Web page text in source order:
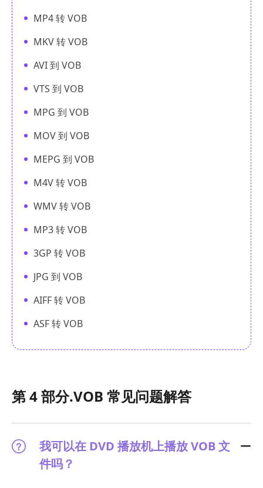
MP4 转 VOB
MKV 转 VOB
AVI 到 VOB
VTS 到 VOB
MPG 到 VOB
MOV 到 VOB
MEPG 到 VOB
M4V 转 VOB
WMV 转 VOB
MP3 转 VOB
3GP 转 VOB
JPG 到 VOB
AIFF 转 VOB
ASF 转 VOB
第 4 部分.VOB 常见问题解答
我可以在 DVD 播放机上播放 VOB 文
件吗？